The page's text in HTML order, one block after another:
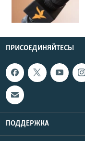
ПРИСОЕДИНЯЙТЕСЬ!
ПОДДЕРЖКА